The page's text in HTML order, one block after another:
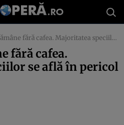
cafea. Majoritatea speciilor se află în pericol de dispariţie
fără cafea.
se află în pericol